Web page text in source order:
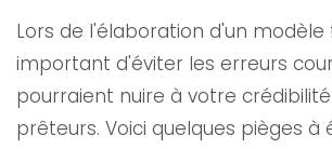
Lors de l'élaboration d'un modèle
important d'éviter les erreurs
pourraient nuire à votre
prêteurs. Voici quelques pièges à